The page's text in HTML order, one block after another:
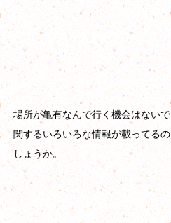
場所が亀有なんで行く機会はない
関するいろいろな情報が載ってる
しょうか。